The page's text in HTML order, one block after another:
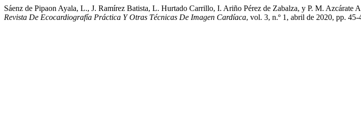
Sáenz de Pipaon Ayala, L., J. Ramírez Batista, L. Hurtado Carrillo, I. Ariño Pérez de Zabalza, y P. M.
Revista De Ecocardiografía Práctica Y Otras Técnicas De Imagen Cardíaca, vol. 3, n.º 1, abril de 2020, pp.